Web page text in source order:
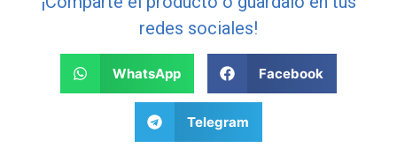
redes sociales!
WhatsApp Facebook
Telegram